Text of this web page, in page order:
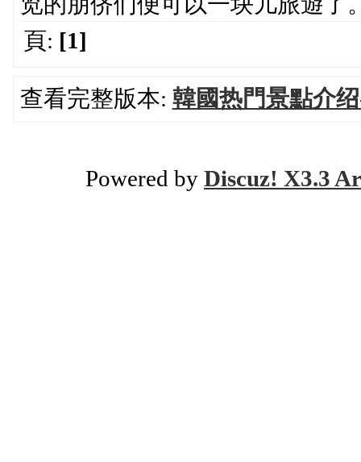
頁: [1]
查看完整版本: 韓國热門景點介
Powered by Discuz! X3.3